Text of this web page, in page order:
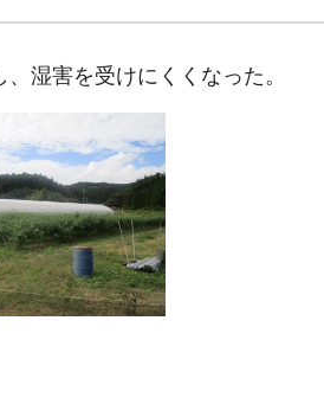
湿害を受けにくくなった。